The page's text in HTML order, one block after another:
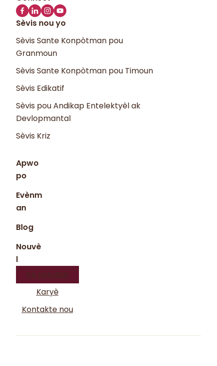
Sèvis nou yo
Sèvis Sante Konpòtman pou
Granmoun
Sèvis Sante Konpòtman pou Timoun
Sèvis Edikatif
Sèvis pou Andikap Entelektyèl ak
Devlopmantal
Sèvis Kriz
Apwo
po
Evènm
an
Blog
Nouvè
l
Fè yon don
Karyè
Kontakte nou